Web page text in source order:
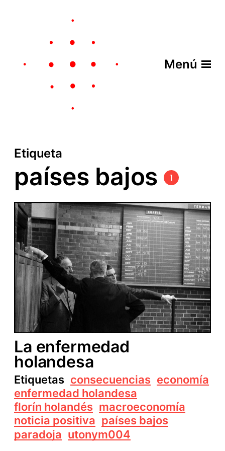
Menú
Etiqueta
países bajos 1
La enfermedad
holandesa
Etiquetas consecuencias economía
enfermedad holandesa
florín holandés macroeconomía
noticia positiva países bajos
paradoja utonym004